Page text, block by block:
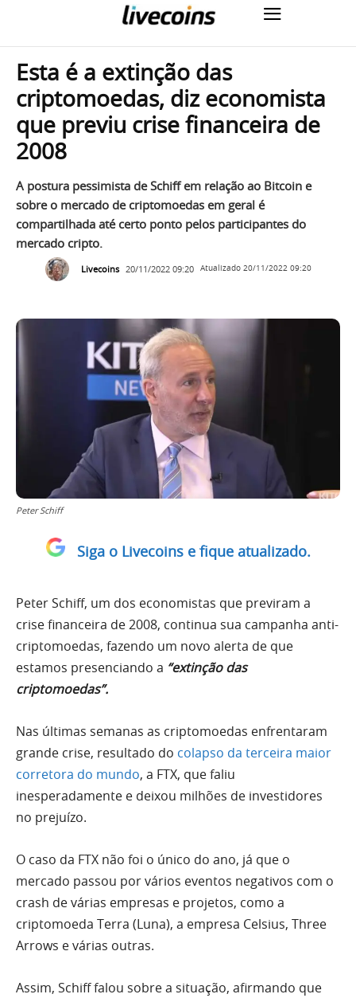
Esta é a extinção das
criptomoedas, diz economista
que previu crise financeira de
2008
A postura pessimista de Schiff em relação ao Bitcoin e
sobre o mercado de criptomoedas em geral é
compartilhada até certo ponto pelos participantes do
mercado cripto.
Livecoins 20/11/2022 09:20 Atualizado 20/11/2022 09:20
Peter Schiff
Siga o Livecoins e fique atualizado.
Peter Schiff, um dos economistas que previram a
crise financeira de 2008, continua sua campanha anti-
criptomoedas, fazendo um novo alerta de que
estamos presenciando a “extinção das
criptomoedas”.
Nas últimas semanas as criptomoedas enfrentaram
grande crise, resultado do colapso da terceira maior
corretora do mundo, a FTX, que faliu
inesperadamente e deixou milhões de investidores
no prejuízo.
O caso da FTX não foi o único do ano, já que o
mercado passou por vários eventos negativos com o
crash de várias empresas e projetos, como a
criptomoeda Terra (Luna), a empresa Celsius, Three
Arrows e várias outras.
Assim, Schiff falou sobre a situação, afirmando que